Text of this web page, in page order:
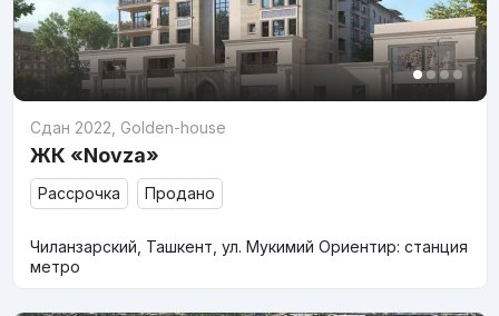
Сдан 2022 Golden-house
ЖК «Novza»
Рассрочка Продано
Чиланзарский, Ташкент, ул. Мукимий Ориентир: станция
метро